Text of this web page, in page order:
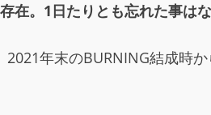
。1日たりとも忘れた事は
年末のBURNING結成時